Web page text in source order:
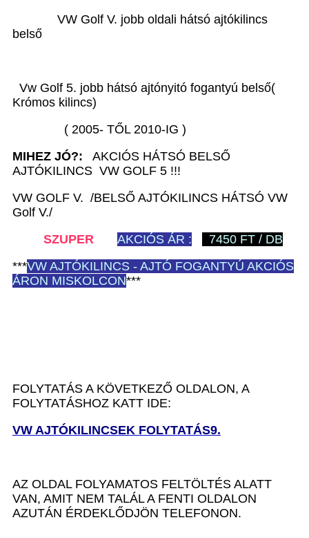
VW Golf V. jobb oldali hátsó ajtókilincs
belső
Vw Golf 5. jobb hátsó ajtónyitó fogantyú belső(
Krómos kilincs)
( 2005- TŐL 2010-IG )
MIHEZ JÓ?: AKCIÓS HÁTSÓ BELSŐ
AJTÓKILINCS VW GOLF 5 !!!
VW GOLF V. /BELSŐ AJTÓKILINCS HÁTSÓ VW
Golf V./
SZUPER
AKCIÓS ÁR :
7450 FT / DB
***VW AJTÓKILINCS - AJTÓ FOGANTYÚ AKCIÓS
ÁRON MISKOLCON***
FOLYTATÁS A KÖVETKEZŐ OLDALON, A
FOLYTATÁSHOZ KATT IDE:
VW AJTÓKILINCSEK FOLYTATÁS9.
AZ OLDAL FOLYAMATOS FELTÖLTÉS ALATT
VAN, AMIT NEM TALÁL A FENTI OLDALON
AZUTÁN ÉRDEKLŐDJÖN TELEFONON.